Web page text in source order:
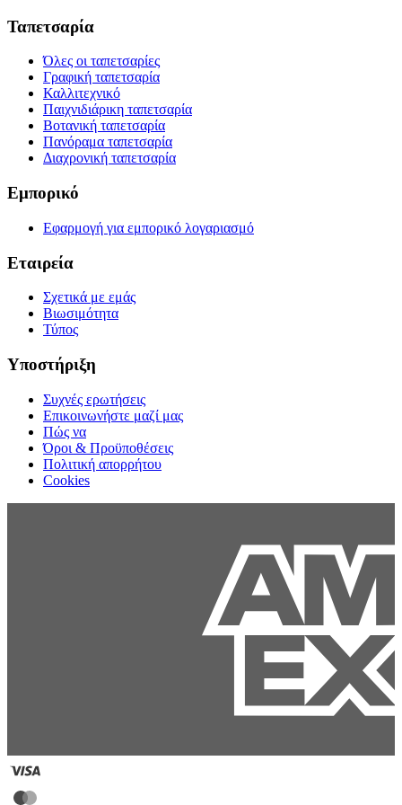
Ταπετσαρία
Όλες οι ταπετσαρίες
Γραφική ταπετσαρία
Καλλιτεχνικό
Παιχνιδιάρικη ταπετσαρία
Βοτανική ταπετσαρία
Πανόραμα ταπετσαρία
Διαχρονική ταπετσαρία
Εμπορικό
Εφαρμογή για εμπορικό λογαριασμό
Εταιρεία
Σχετικά με εμάς
Βιωσιμότητα
Τύπος
Υποστήριξη
Συχνές ερωτήσεις
Επικοινωνήστε μαζί μας
Πώς να
Όροι & Προϋποθέσεις
Πολιτική απορρήτου
Cookies